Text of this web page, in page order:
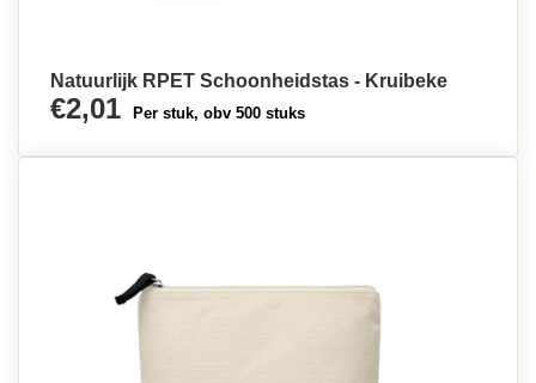
Natuurlijk RPET Schoonheidstas - Kruibeke
€2,01 Per stuk, obv 500 stuks